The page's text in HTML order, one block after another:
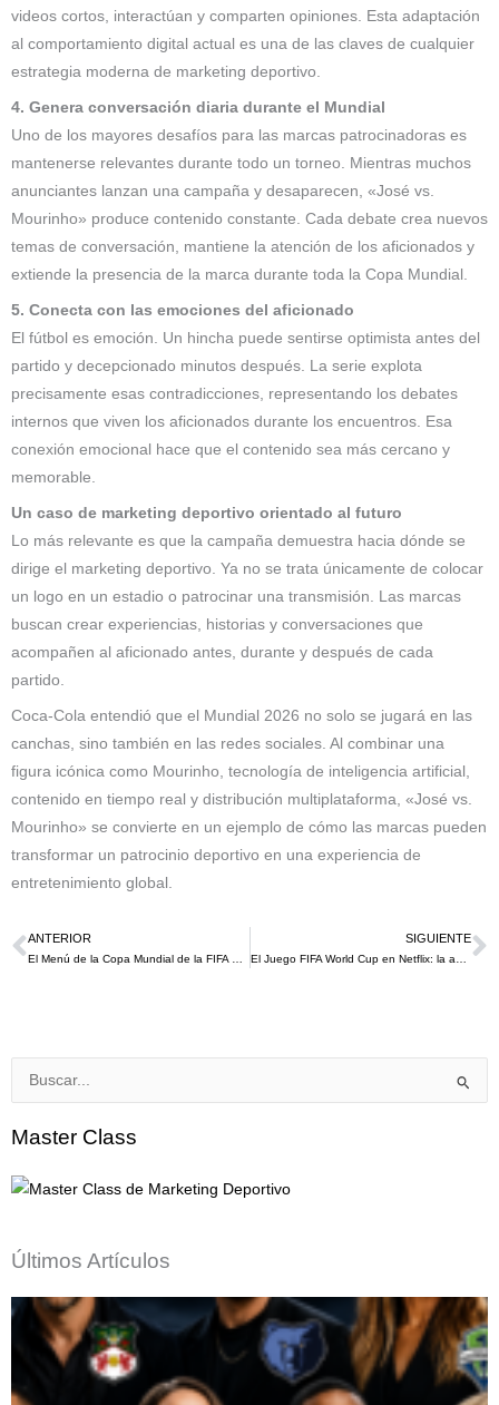
videos cortos, interactúan y comparten opiniones. Esta adaptación
al comportamiento digital actual es una de las claves de cualquier
estrategia moderna de marketing deportivo.
4. Genera conversación diaria durante el Mundial
Uno de los mayores desafíos para las marcas patrocinadoras es
mantenerse relevantes durante todo un torneo. Mientras muchos
anunciantes lanzan una campaña y desaparecen, «José vs.
Mourinho» produce contenido constante. Cada debate crea nuevos
temas de conversación, mantiene la atención de los aficionados y
extiende la presencia de la marca durante toda la Copa Mundial.
5. Conecta con las emociones del aficionado
El fútbol es emoción. Un hincha puede sentirse optimista antes del
partido y decepcionado minutos después. La serie explota
precisamente esas contradicciones, representando los debates
internos que viven los aficionados durante los encuentros. Esa
conexión emocional hace que el contenido sea más cercano y
memorable.
Un caso de marketing deportivo orientado al futuro
Lo más relevante es que la campaña demuestra hacia dónde se
dirige el marketing deportivo. Ya no se trata únicamente de colocar
un logo en un estadio o patrocinar una transmisión. Las marcas
buscan crear experiencias, historias y conversaciones que
acompañen al aficionado antes, durante y después de cada
partido.
Coca-Cola entendió que el Mundial 2026 no solo se jugará en las
canchas, sino también en las redes sociales. Al combinar una
figura icónica como Mourinho, tecnología de inteligencia artificial,
contenido en tiempo real y distribución multiplataforma, «José vs.
Mourinho» se convierte en un ejemplo de cómo las marcas pueden
transformar un patrocinio deportivo en una experiencia de
entretenimiento global.
Ant
ANTERIOR SIGUIENTE
Buscar
Master Class
Últimos Artículos